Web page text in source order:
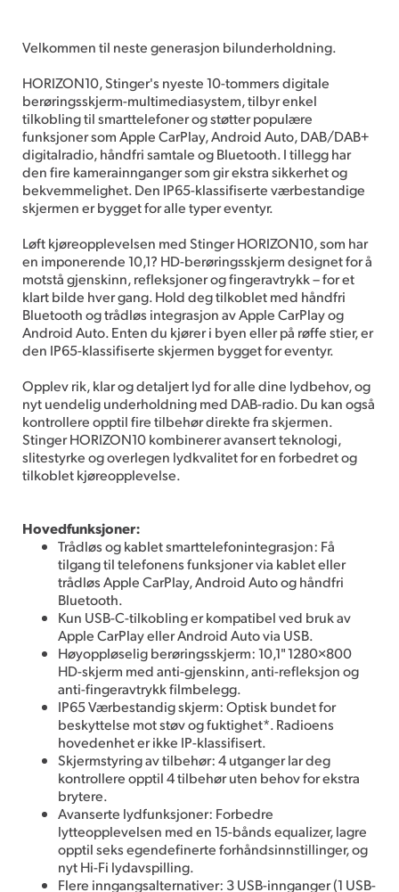
Velkommen til neste generasjon bilunderholdning.
HORIZON10, Stinger's nyeste 10-tommers digitale
berøringsskjerm-multimediasystem, tilbyr enkel
tilkobling til smarttelefoner og støtter populære
funksjoner som Apple CarPlay, Android Auto, DAB/DAB+
digitalradio, håndfri samtale og Bluetooth. I tillegg har
den fire kamerainnganger som gir ekstra sikkerhet og
bekvemmelighet. Den IP65-klassifiserte værbestandige
skjermen er bygget for alle typer eventyr.
Løft kjøreopplevelsen med Stinger HORIZON10, som har
en imponerende 10,1? HD-berøringsskjerm designet for å
motstå gjenskinn, refleksjoner og fingeravtrykk – for et
klart bilde hver gang. Hold deg tilkoblet med håndfri
Bluetooth og trådløs integrasjon av Apple CarPlay og
Android Auto. Enten du kjører i byen eller på røffe stier, er
den IP65-klassifiserte skjermen bygget for eventyr.
Opplev rik, klar og detaljert lyd for alle dine lydbehov, og
nyt uendelig underholdning med DAB-radio. Du kan også
kontrollere opptil fire tilbehør direkte fra skjermen.
Stinger HORIZON10 kombinerer avansert teknologi,
slitestyrke og overlegen lydkvalitet for en forbedret og
tilkoblet kjøreopplevelse.
Hovedfunksjoner:
Trådløs og kablet smarttelefonintegrasjon: Få
tilgang til telefonens funksjoner via kablet eller
trådløs Apple CarPlay, Android Auto og håndfri
Bluetooth.
Kun USB-C-tilkobling er kompatibel ved bruk av
Apple CarPlay eller Android Auto via USB.
Høyoppløselig berøringsskjerm: 10,1" 1280×800
HD-skjerm med anti-gjenskinn, anti-refleksjon og
anti-fingeravtrykk filmbelegg.
IP65 Værbestandig skjerm: Optisk bundet for
beskyttelse mot støv og fuktighet*. Radioens
hovedenhet er ikke IP-klassifisert.
Skjermstyring av tilbehør: 4 utganger lar deg
kontrollere opptil 4 tilbehør uten behov for ekstra
brytere.
Avanserte lydfunksjoner: Forbedre
lytteopplevelsen med en 15-bånds equalizer, lagre
opptil seks egendefinerte forhåndsinnstillinger, og
nyt Hi-Fi lydavspilling.
Flere inngangsalternativer: 3 USB-innganger (1 USB-